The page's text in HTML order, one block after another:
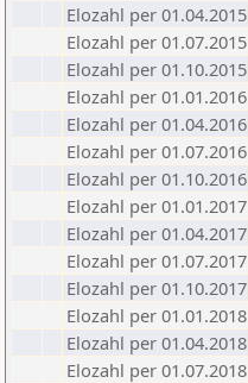
Elozahl per 01.04.2015
Elozahl per 01.07.2015
Elozahl per 01.10.2015
Elozahl per 01.01.2016
Elozahl per 01.04.2016
Elozahl per 01.07.2016
Elozahl per 01.10.2016
Elozahl per 01.01.2017
Elozahl per 01.04.2017
Elozahl per 01.07.2017
Elozahl per 01.10.2017
Elozahl per 01.01.2018
Elozahl per 01.04.2018
Elozahl per 01.07.2018